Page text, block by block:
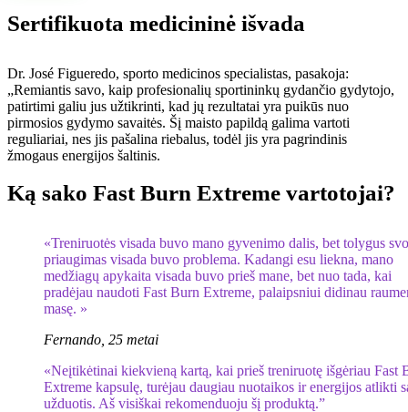
Sertifikuota medicininė išvada
Dr. José Figueredo, sporto medicinos specialistas, pasakoja:
„Remiantis savo, kaip profesionalių sportininkų gydančio gydytojo,
patirtimi galiu jus užtikrinti, kad jų rezultatai yra puikūs nuo
pirmosios gydymo savaitės. Šį maisto papildą galima vartoti
reguliariai, nes jis pašalina riebalus, todėl jis yra pagrindinis
žmogaus energijos šaltinis.
Ką sako Fast Burn Extreme vartotojai?
«Treniruotės visada buvo mano gyvenimo dalis, bet tolygus
priaugimas visada buvo problema. Kadangi esu liekna, mano
medžiagų apykaita visada buvo prieš mane, bet nuo tada, kai
pradėjau naudoti Fast Burn Extreme, palaipsniui didinau
masę. »
Fernando, 25 metai
«Neįtikėtinai kiekvieną kartą, kai prieš treniruotę išgėriau Fast
Extreme kapsulę, turėjau daugiau nuotaikos ir energijos atlikti
užduotis. Aš visiškai rekomenduoju šį produktą.”